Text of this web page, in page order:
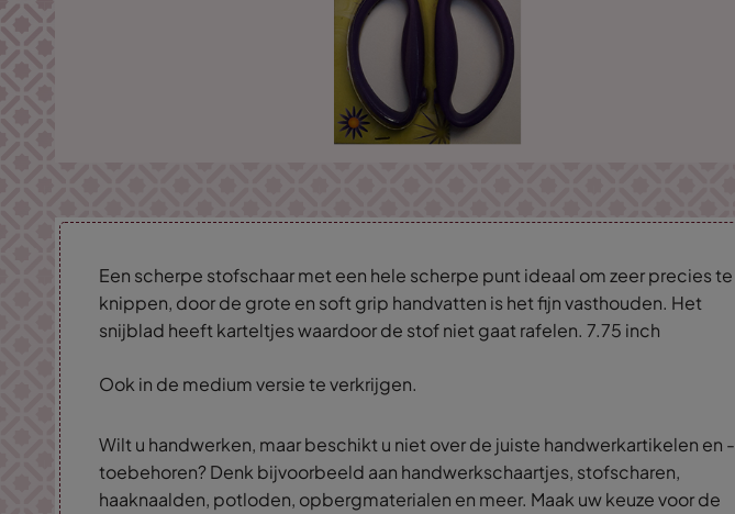
Een scherpe stofschaar met een hele scherpe punt ideaal om zeer precies te
knippen, door de grote en soft grip handvatten is het fijn vasthouden. Het
snijblad heeft karteltjes waardoor de stof niet gaat rafelen. 7.75 inch
Ook in de medium versie te verkrijgen.
Wilt u handwerken, maar beschikt u niet over de juiste handwerkartikelen en -
toebehoren? Denk bijvoorbeeld aan handwerkschaartjes, stofscharen,
haaknaalden, potloden, opbergmaterialen en meer. Maak uw keuze voor de